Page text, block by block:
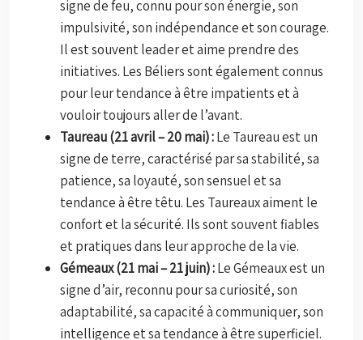
signe de feu, connu pour son énergie, son
impulsivité, son indépendance et son courage.
Il est souvent leader et aime prendre des
initiatives. Les Béliers sont également connus
pour leur tendance à être impatients et à
vouloir toujours aller de l’avant.
Taureau (21 avril – 20 mai) :Le Taureau est un
signe de terre, caractérisé par sa stabilité, sa
patience, sa loyauté, son sensuel et sa
tendance à être têtu. Les Taureaux aiment le
confort et la sécurité. Ils sont souvent fiables
et pratiques dans leur approche de la vie.
Gémeaux (21 mai – 21 juin) :Le Gémeaux est un
signe d’air, reconnu pour sa curiosité, son
adaptabilité, sa capacité à communiquer, son
intelligence et sa tendance à être superficiel.